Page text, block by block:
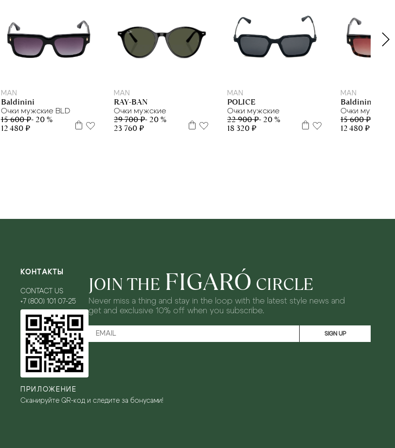
MAN
Baldinini
Очки мужские BLD
15 600 ₽- 20 %
12 480 ₽
MAN
RAY-BAN
Очки мужские
29 700 ₽- 20 %
23 760 ₽
MAN
POLICE
Очки мужские
22 900 ₽- 20 %
18 320 ₽
MAN
Baldinini
Очки мужские
15 600 ₽- 20 %
12 480 ₽
КОНТАКТЫ
CONTACT US
+7 (800) 101 07-25
ПРИЛОЖЕНИЕ
Сканируйте QR-код и следите за бонусами!
JOIN THE FIGARÓ CIRCLE
Never miss a thing and stay in the loop with the latest style news and
get and exclusive 10% off when you subscribe.
SIGN UP